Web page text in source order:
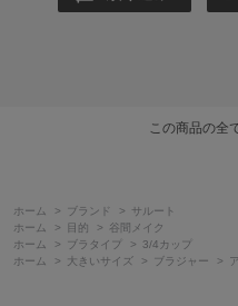
この商品の全
ホーム > ブランド >
サルート
ホーム
> 目的 >
谷間メイク
ホーム
> ブラタイプ >
3/4カップ
ホーム
> 大きいサイズ > ブラジャー >